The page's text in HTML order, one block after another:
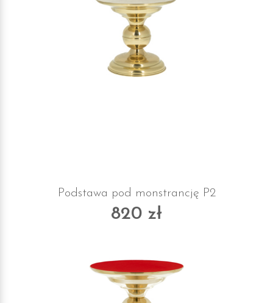
Podstawa pod monstrancję P2
820 zł